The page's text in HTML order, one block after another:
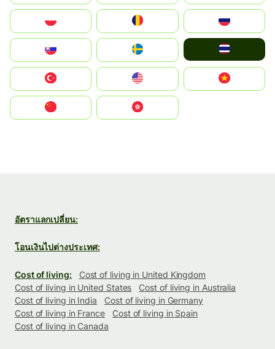
United States
中國香港特別行政區
อัตราแลกเปลี่ยน:
โอนเงินไปต่างประเทศ:
Cost of living:
Cost of living in United Kingdom
Cost of living in United States
Cost of living in Australia
Cost of living in India
Cost of living in Germany
Cost of living in France
Cost of living in Spain
Cost of living in Canada